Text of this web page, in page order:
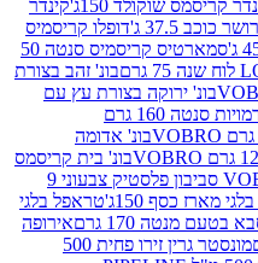
150ג'
קינדר
דופלו קריסמיס
סמארטיס קריסמיס סנטה 50
בונ' זהב בצורת
בצורת עץ עם
בונ' שוק' דמויות סנטה 160 גרם
בונ' אדומה
בונ' בית קריסמס
10 סביבון פלסטיק צבעוני 9
טראפל בלגי
גרם
אירופה
מונסטר גרין זירו פחית 500